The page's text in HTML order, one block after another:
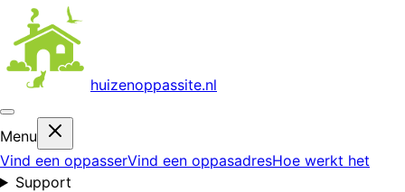
huizenoppassite.nl
Menu
Vind een oppasserVind een oppasadresHoe werkt het
Support